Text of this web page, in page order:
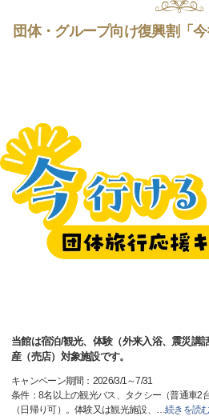
団体・グループ向け復興割「
当館は宿泊/観光、体験（外来入浴、震災講
産（売店）対象施設です。
キャンペーン期間：2026/3/1～7/31
条件：8名以上の観光バス、タクシー（普通車2
（日帰り可）。体験又は観光施設、 …続きを読